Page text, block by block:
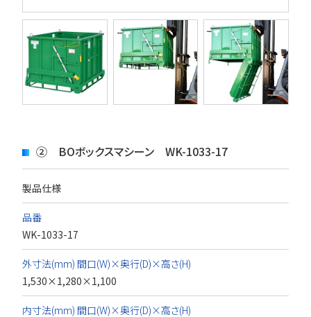
② BOボックスマシーン WK-1033-17
製品仕様
品番
WK-1033-17
外寸法(mm) 間口(W)×奥行(D)×高さ(H)
1,530×1,280×1,100
内寸法(mm) 間口(W)×奥行(D)×高さ(H)